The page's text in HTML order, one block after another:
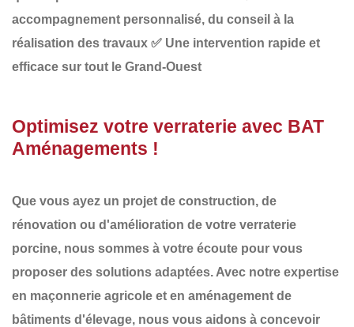
accompagnement personnalisé, du conseil à la
réalisation des travaux ✅ Une intervention rapide et
efficace sur tout le Grand-Ouest
Optimisez votre verraterie avec BAT
Aménagements !
Que vous ayez un projet de construction, de
rénovation ou d'amélioration de votre verraterie
porcine, nous sommes à votre écoute pour vous
proposer des solutions adaptées. Avec notre expertise
en maçonnerie agricole et en aménagement de
bâtiments d'élevage, nous vous aidons à concevoir